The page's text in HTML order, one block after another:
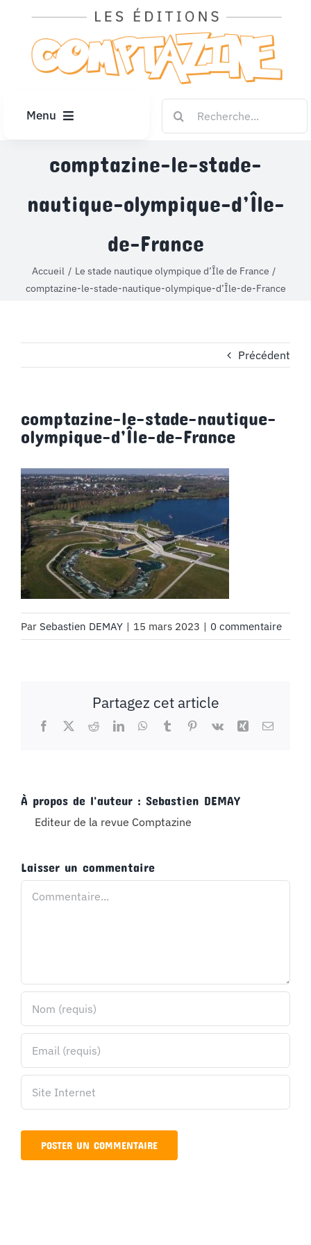
contenu
Menu
ARTICLES
LE KIOSQUE
STUDORIA
comptazine-le-stade-
nautique-olympique-d’Île-
de-France
Accueil
Le stade nautique olympique d’Île de France
comptazine-le-stade-nautique-olympique-d’Île-de-France
Précédent
comptazine-le-stade-nautique-
olympique-d’Île-de-France
Par Sebastien DEMAY | 15 mars 2023 | 0 commentaire
Partagez cet article
Facebook
X RedditLinkedInWhatsApp
TumblrPinterest
Vk Xing Email
À propos de l'auteur : Sebastien DEMAY
Editeur de la revue Comptazine
Laisser un commentaire
Commentaire